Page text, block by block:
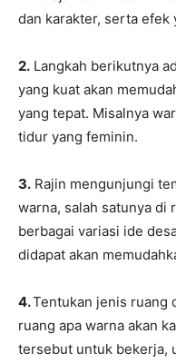
dan karakter, serta efek
2. Langkah berikutnya
yang kuat akan
yang tepat. Misalnya
tidur yang feminin.
3. Rajin mengunjungi
warna, salah satunya di
berbagai variasi ide
didapat akan
4.Tentukan jenis ruang
ruang apa warna akan
tersebut untuk bekerja,